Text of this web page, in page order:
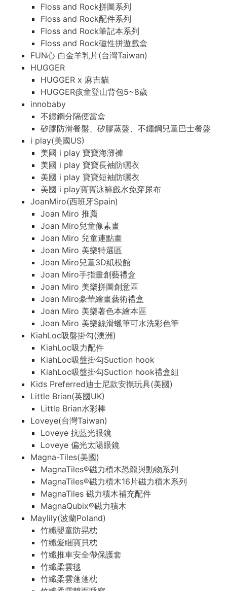
Floss and Rock拼圖系列
Floss and Rock配件系列
Floss and Rock筆記本系列
Floss and Rock磁性拼遊戲盒
FUN心 白金羊乳片(台灣Taiwan)
HUGGER
HUGGER x 麻吉貓
HUGGER孩童登山背包5~8歲
innobaby
不鏽鋼分隔便當盒
矽膠防滑餐盤、矽膠蒸盤、不鏽鋼兒童巴士餐盤
i play(美國US)
美國 i play 寶寶海灘褲
美國 i play 寶寶長袖防曬衣
美國 i play 寶寶短袖防曬衣
美國 i play寶寶泳褲戲水免穿尿布
JoanMiro(西班牙Spain)
Joan Miro 推薦
Joan Miro兒童像素畫
Joan Miro 兒童連點畫
Joan Miro 美樂特選區
Joan Miro兒童3D紙模館
Joan Miro手指畫創藝禮盒
Joan Miro 美樂拼圖創意區
Joan Miro豪華繪畫藝術禮盒
Joan Miro 美樂著色本繪本區
Joan Miro 美樂絲滑蠟筆可水洗彩色筆
KiahLoc吸盤掛勾(澳洲)
KiahLoc吸力配件
KiahLoc吸盤掛勾Suction hook
KiahLoc吸盤掛勾Suction hook禮盒組
Kids Preferred迪士尼款安撫玩具(美國)
Little Brian(英國UK)
Little Brian水彩棒
Loveye(台灣Taiwan)
Loveye 抗藍光眼鏡
Loveye 偏光太陽眼鏡
Magna-Tiles(美國)
MagnaTiles®磁力積木恐龍與動物系列
MagnaTiles®磁力積木16片磁力積木系列
MagnaTiles 磁力積木補充配件
MagnaQubix®磁力積木
Maylily(波蘭Poland)
竹纖嬰童防晃枕
竹纖愛睏寶貝枕
竹纖推車安全帶保護套
竹纖柔雲毯
竹纖柔雲蓬蓬枕